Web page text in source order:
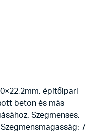
építőipari
beton és más
Szegmenses,
7